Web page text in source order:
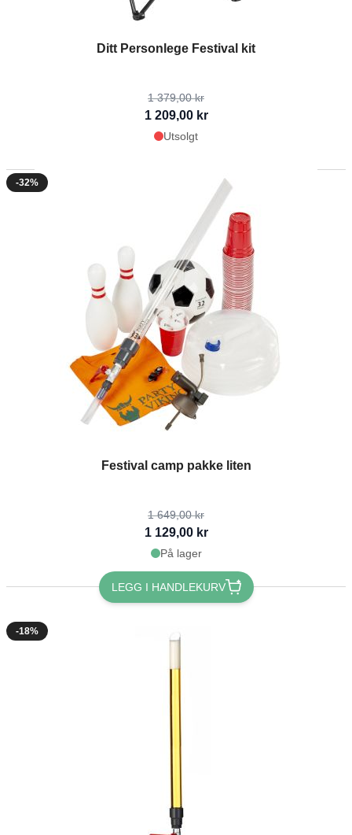
Ditt Personlege Festival kit
The price depends on the options chosen on the product page
1 379,00 kr
1 209,00 kr
Utsolgt
-32%
Festival camp pakke liten
The price depends on the options chosen on the product page
1 649,00 kr
1 129,00 kr
På lager
LEGG I HANDLEKURV
-18%